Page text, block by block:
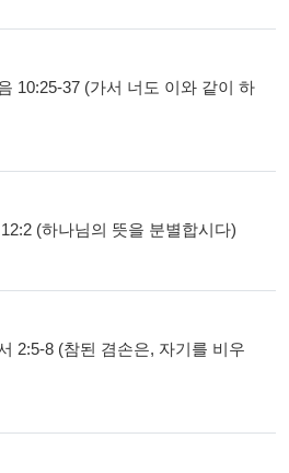
10:25-37 (가서 너도 이와 같이 하
(하나님의 뜻을 분별합시다)
2:5-8 (참된 겸손은, 자기를 비우